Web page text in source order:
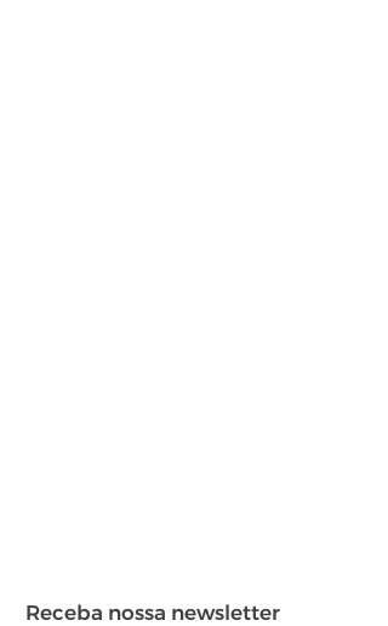
Receba nossa newsletter